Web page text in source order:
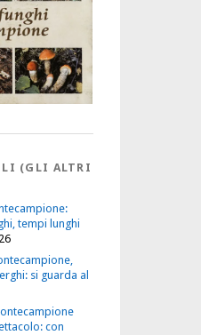
(GLI ALTRI
tempi lunghi
si guarda al
con